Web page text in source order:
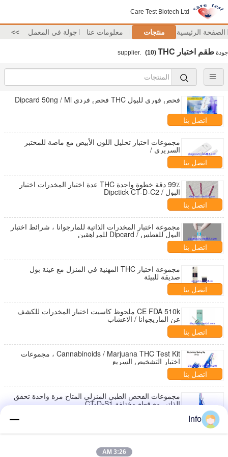
Care Test Biotech Ltd
الصفحة الرئيسية منتجات معلومات عنا جولة في المعمل >>
جودة طقم اختبار THC (10)
فحص فوري للبول THC فحص فردي Dipcard 50ng / Ml
اتصل بنا
مجموعات اختبار تحليل اللون الأبيض مع ماصة للمختبر
السريري /
اتصل بنا
99٪ دقة خطوة واحدة THC عدة اختبار المخدرات اختبار
البول / Dipctick CT-D-C2
اتصل بنا
مجموعة اختبار المخدرات الذاتية للمارجوانا ، شرائط اختبار
البول للغطس / Dipcard للمراهقين
اتصل بنا
مجموعة اختبار THC المهنية في المنزل مع عينة بول
صديقة للبيئة
اتصل بنا
CE FDA 510k ملحوظ كاسيت اختبار المخدرات للكشف
عن الماريجوانا / الاعشاب
اتصل بنا
Cannabinoids / Marjuana THC Test Kit ، مجموعات
اختبار التشخيص السريع
اتصل بنا
مجموعات الفحص الطبي المنزلي المتاح مرة واحدة تحقق
الذاتي مع قطع مختلفة CT-D-S1
اتصل بنا
Info
3:26 AM